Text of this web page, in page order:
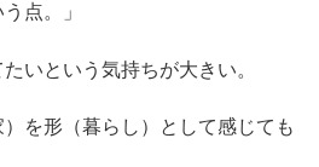
点。」
いという気持ちが大きい。
）を形（暮らし）として感じても